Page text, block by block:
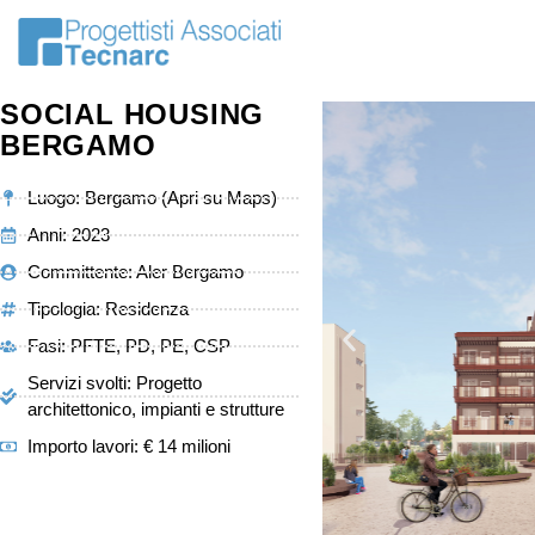
SOCIAL HOUSING
BERGAMO
Luogo: Bergamo (Apri su Maps)
Anni: 2023
Committente: Aler Bergamo
Tipologia:Residenza
Fasi: PFTE, PD, PE, CSP
Servizi svolti: Progetto
architettonico, impianti e strutture
Importo lavori: € 14 milioni